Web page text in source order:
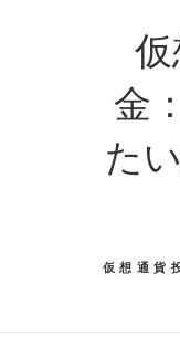
金
た
仮想通貨